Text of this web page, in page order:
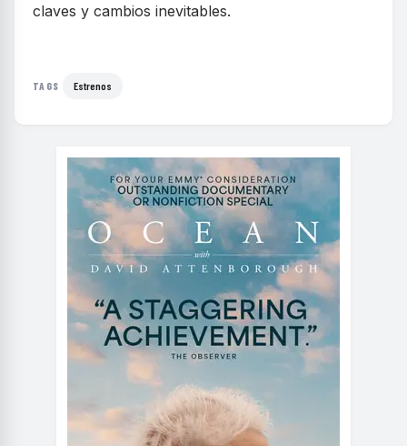
claves y cambios inevitables.
TAGS Estrenos